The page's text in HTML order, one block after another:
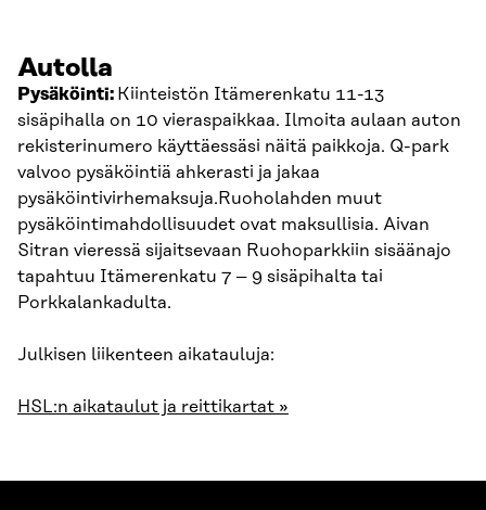
Autolla
Pysäköinti: Kiinteistön Itämerenkatu 11-13
sisäpihalla on 10 vieraspaikkaa. Ilmoita aulaan auton
rekisterinumero käyttäessäsi näitä paikkoja. Q-park
valvoo pysäköintiä ahkerasti ja jakaa
pysäköintivirhemaksuja.Ruoholahden muut
pysäköintimahdollisuudet ovat maksullisia. Aivan
Sitran vieressä sijaitsevaan Ruohoparkkiin sisäänajo
tapahtuu Itämerenkatu 7 – 9 sisäpihalta tai
Porkkalankadulta.
Julkisen liikenteen aikatauluja:
HSL:n aikataulut ja reittikartat »